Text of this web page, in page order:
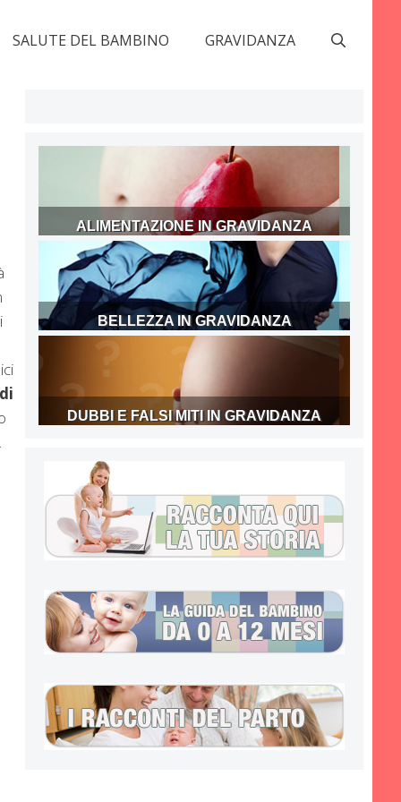
SALUTE DEL BAMBINO GRAVIDANZA
ALIMENTAZIONE IN GRAVIDANZA
BELLEZZA IN GRAVIDANZA
DUBBI E FALSI MITI IN GRAVIDANZA